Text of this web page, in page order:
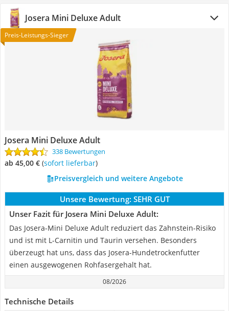
Josera Mini Deluxe Adult
Preis-Leistungs-Sieger
Josera Mini Deluxe Adult
338 Bewertungen
ab 45,00 € ( Sofort lieferbar)
Preisvergleich und weitere Angebote
Unsere Bewertung: SEHR GUT
Unser Fazit für Josera Mini Deluxe Adult:
Das Josera-Mini Deluxe Adult reduziert das Zahnstein-Risiko
und ist mit L-Carnitin und Taurin versehen. Besonders
überzeugt hat uns, dass das Josera-Hundetrockenfutter
einen ausgewogenen Rohfasergehalt hat.
08/2026
Technische Details